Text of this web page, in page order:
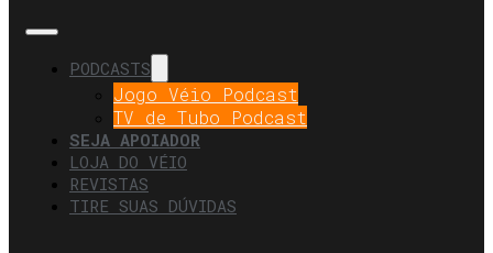
PODCASTS
Jogo Véio Podcast
TV de Tubo Podcast
SEJA APOIADOR
LOJA DO VÉIO
REVISTAS
TIRE SUAS DÚVIDAS